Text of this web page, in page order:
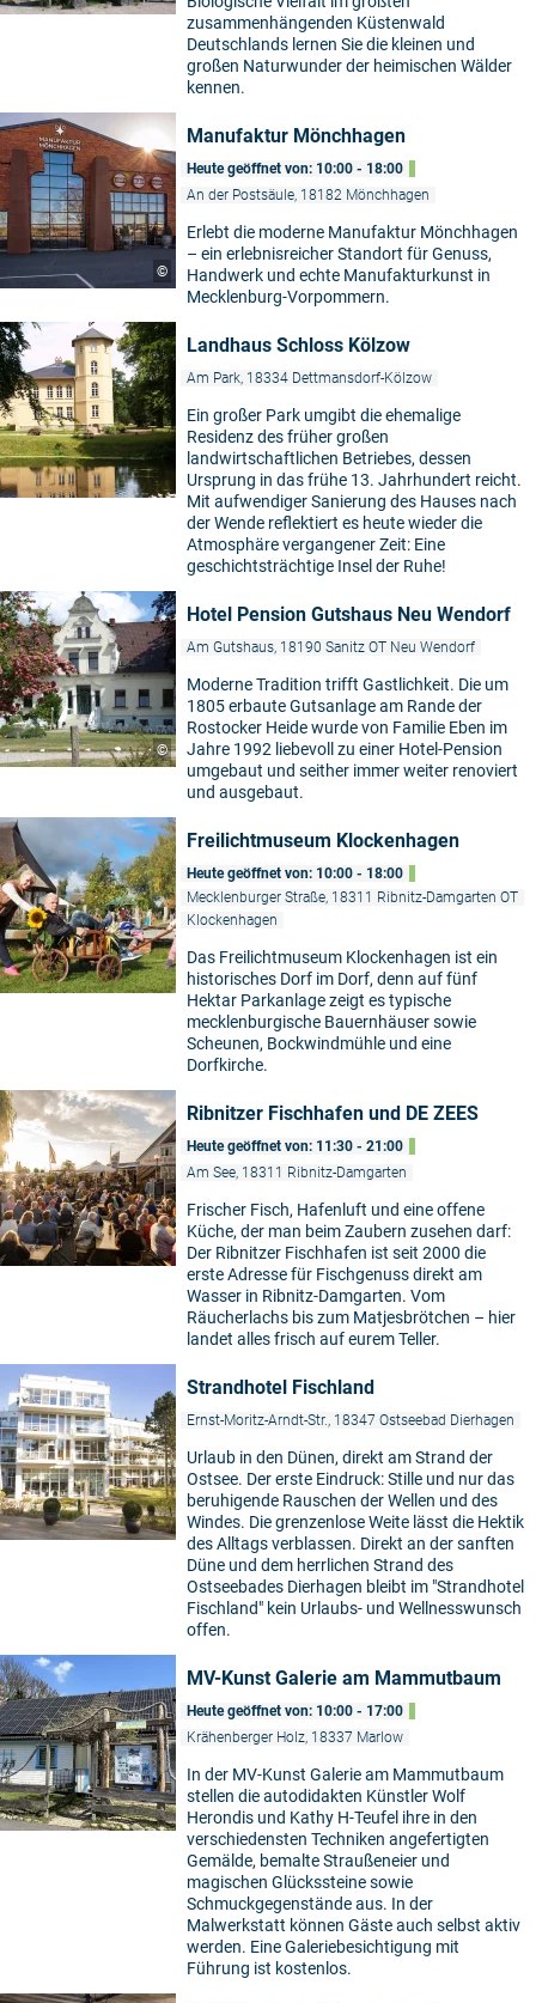
zusammenhängenden Küstenwald
Deutschlands lernen Sie die kleinen und
großen Naturwunder der heimischen Wälder
kennen.
©
Manufaktur Mönchhagen
Heute geöffnet von: 10:00 - 18:00
An der Postsäule, 18182 Mönchhagen
Erlebt die moderne Manufaktur Mönchhagen
– ein erlebnisreicher Standort für Genuss,
Handwerk und echte Manufakturkunst in
Mecklenburg-Vorpommern.
Landhaus Schloss Kölzow
Am Park, 18334 Dettmansdorf-Kölzow
Ein großer Park umgibt die ehemalige
Residenz des früher großen
landwirtschaftlichen Betriebes, dessen
Ursprung in das frühe 13. Jahrhundert reicht.
Mit aufwendiger Sanierung des Hauses nach
der Wende reflektiert es heute wieder die
Atmosphäre vergangener Zeit: Eine
geschichtsträchtige Insel der Ruhe!
©
Hotel Pension Gutshaus Neu Wendorf
Am Gutshaus, 18190 Sanitz OT Neu Wendorf
Moderne Tradition trifft Gastlichkeit. Die um
1805 erbaute Gutsanlage am Rande der
Rostocker Heide wurde von Familie Eben im
Jahre 1992 liebevoll zu einer Hotel-Pension
umgebaut und seither immer weiter renoviert
und ausgebaut.
Freilichtmuseum Klockenhagen
Heute geöffnet von: 10:00 - 18:00
Mecklenburger Straße, 18311 Ribnitz-Damgarten OT
Klockenhagen
Das Freilichtmuseum Klockenhagen ist ein
historisches Dorf im Dorf, denn auf fünf
Hektar Parkanlage zeigt es typische
mecklenburgische Bauernhäuser sowie
Scheunen, Bockwindmühle und eine
Dorfkirche.
Ribnitzer Fischhafen und DE ZEES
Heute geöffnet von: 11:30 - 21:00
Am See, 18311 Ribnitz-Damgarten
Frischer Fisch, Hafenluft und eine offene
Küche, der man beim Zaubern zusehen darf:
Der Ribnitzer Fischhafen ist seit 2000 die
erste Adresse für Fischgenuss direkt am
Wasser in Ribnitz-Damgarten. Vom
Räucherlachs bis zum Matjesbrötchen – hier
landet alles frisch auf eurem Teller.
Strandhotel Fischland
Ernst-Moritz-Arndt-Str., 18347 Ostseebad Dierhagen
Urlaub in den Dünen, direkt am Strand der
Ostsee. Der erste Eindruck: Stille und nur das
beruhigende Rauschen der Wellen und des
Windes. Die grenzenlose Weite lässt die Hektik
des Alltags verblassen. Direkt an der sanften
Düne und dem herrlichen Strand des
Ostseebades Dierhagen bleibt im "Strandhotel
Fischland" kein Urlaubs- und Wellnesswunsch
offen.
MV-Kunst Galerie am Mammutbaum
Heute geöffnet von: 10:00 - 17:00
Krähenberger Holz, 18337 Marlow
In der MV-Kunst Galerie am Mammutbaum
stellen die autodidakten Künstler Wolf
Herondis und Kathy H-Teufel ihre in den
verschiedensten Techniken angefertigten
Gemälde, bemalte Straußeneier und
magischen Glückssteine sowie
Schmuckgegenstände aus. In der
Malwerkstatt können Gäste auch selbst aktiv
werden. Eine Galeriebesichtigung mit
Führung ist kostenlos.